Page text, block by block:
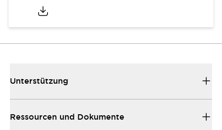
Unterstützung
Ressourcen und Dokumente